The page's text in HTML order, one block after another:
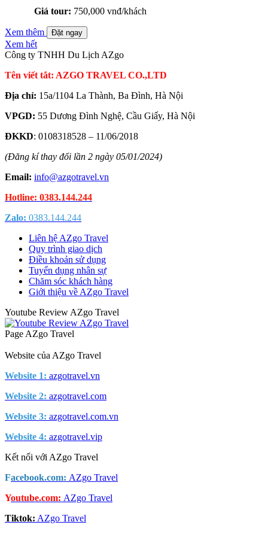
Giá tour: 750,000 vnđ/khách
Xem thêm Đặt ngay
Xem hết
Công ty TNHH Du Lịch AZgo
Tên viết tắt: AZGO TRAVEL CO.,LTD
Địa chỉ: 15a/1104 La Thành, Ba Đình, Hà Nội
VPGD: 55 Dương Đình Nghệ, Cầu Giấy, Hà Nội
ĐKKD: 0108318528 – 11/06/2018
(Đăng kí thay đổi lần 2 ngày 05/01/2024)
Email: info@azgotravel.vn
Hotline: 0383.144.244
Zalo: 0383.144.244
Liên hệ AZgo Travel
Quy trình giao dịch
Điều khoản sử dụng
Tuyển dụng nhân sự
Chăm sóc khách hàng
Giới thiệu về AZgo Travel
Youtube Review AZgo Travel
Page AZgo Travel
Website của AZgo Travel
Website 1: azgotravel.vn
Website 2: azgotravel.com
Website 3: azgotravel.com.vn
Website 4: azgotravel.vip
Kết nối với AZgo Travel
Facebook.com: AZgo Travel
Youtube.com: AZgo Travel
Tiktok: AZgo Travel